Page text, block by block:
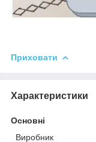
Приховати
Характеристики
Основні
Виробник